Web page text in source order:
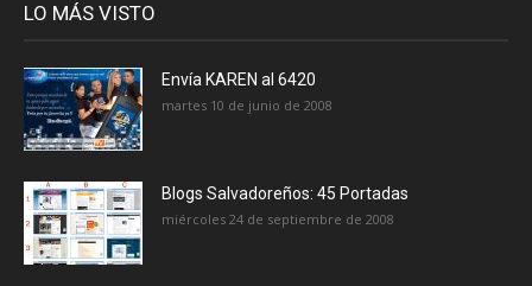
LO MÁS VISTO
Envía KAREN al 6420
martes 10 de junio de 2008
Blogs Salvadoreños: 45 Portadas
miércoles 24 de septiembre de 2008